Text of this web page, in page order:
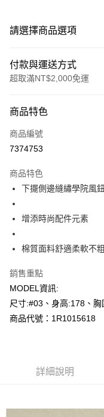
請選擇商品選項
付款與運送方式
超取滿NT$2,000免運
信用卡一次付款
超商取貨付款
Apple Pay
悠遊付
AFTEE先享後付
相關說明
AFTEE先享後付是「在收到
便利好安心！
１．簡單：不需註冊會員、
２．便利：只要手機號碼，
１．於結帳方式選擇「
結帳頁面，進行簡訊認證並
ATM／網路銀行／等多元方
全家--滿2000元免運
每筆NT$60，滿
每筆NT$60，滿
商品特色
商品編號
7374753
商品特色
下擺側邊縫繡學院風
增添時尚配件元素
棉質面料舒適柔軟不
銷售重點
MODEL資訊:
尺寸:#03、身高:178、
商品代號：1R1015618
詳細說明